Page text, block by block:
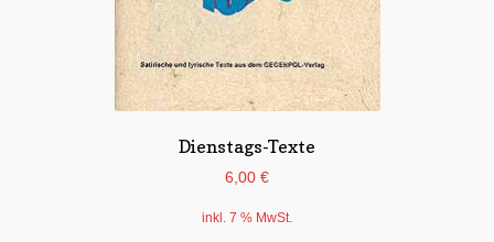
Dienstags-Texte
6,00 €
inkl. 7 % MwSt.